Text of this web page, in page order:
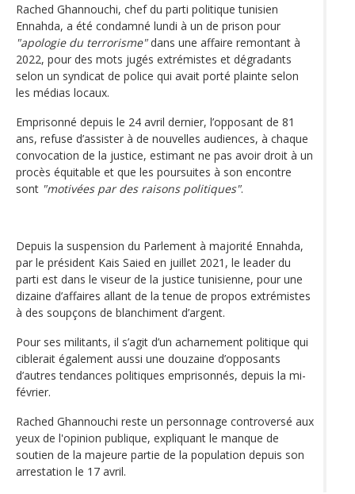
Rached Ghannouchi, chef du parti politique tunisien
Ennahda, a été condamné lundi à un de prison pour
"apologie du terrorisme"dans une affaire remontant à
2022, pour des mots jugés extrémistes et dégradants
selon un syndicat de police qui avait porté plainte selon
les médias locaux.
Emprisonné depuis le 24 avril dernier, l’opposant de 81
ans, refuse d’assister à de nouvelles audiences, à chaque
convocation de la justice, estimant ne pas avoir droit à un
procès équitable et que les poursuites à son encontre
sont "motivées par des raisons politiques".
Depuis la suspension du Parlement à majorité Ennahda,
par le président Kais Saied en juillet 2021, le leader du
parti est dans le viseur de la justice tunisienne, pour une
dizaine d’affaires allant de la tenue de propos extrémistes
à des soupçons de blanchiment d’argent.
Pour ses militants, il s’agit d’un acharnement politique qui
ciblerait également aussi une douzaine d’opposants
d’autres tendances politiques emprisonnés, depuis la mi-
février.
Rached Ghannouchi reste un personnage controversé aux
yeux de l'opinion publique, expliquant le manque de
soutien de la majeure partie de la population depuis son
arrestation le 17 avril.